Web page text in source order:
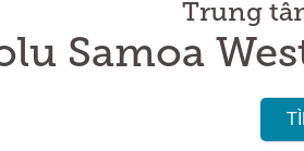
Trung
Samoa